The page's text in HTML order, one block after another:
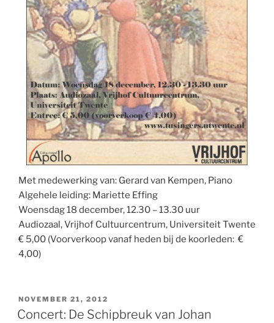
Met medewerking van: Gerard van Kempen, Piano
Algehele leiding: Mariette Effing
Woensdag 18 december, 12.30 – 13.30 uur
Audiozaal, Vrijhof Cultuurcentrum, Universiteit Twente
€ 5,00 (Voorverkoop vanaf heden bij de koorleden: €
4,00)
GEPLAATST
OP
NOVEMBER 21, 2012
Concert: De Schipbreuk van Johan